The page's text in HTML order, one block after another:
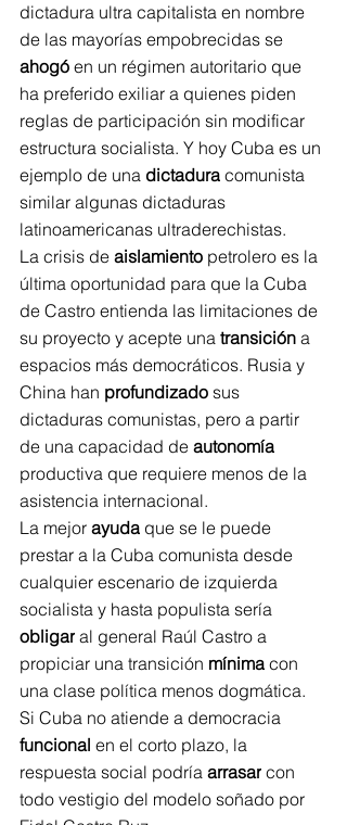
dictadura ultra capitalista en nombre
de las mayorías empobrecidas se
ahogó en un régimen autoritario que
ha preferido exiliar a quienes piden
reglas de participación sin modificar
estructura socialista. Y hoy Cuba es un
ejemplo de una dictadura comunista
similar algunas dictaduras
latinoamericanas ultraderechistas.
La crisis de aislamiento petrolero es la
última oportunidad para que la Cuba
de Castro entienda las limitaciones de
su proyecto y acepte una transición a
espacios más democráticos. Rusia y
China han profundizado sus
dictaduras comunistas, pero a partir
de una capacidad de autonomía
productiva que requiere menos de la
asistencia internacional.
La mejor ayuda que se le puede
prestar a la Cuba comunista desde
cualquier escenario de izquierda
socialista y hasta populista sería
obligar al general Raúl Castro a
propiciar una transición mínima con
una clase política menos dogmática.
Si Cuba no atiende a democracia
funcional en el corto plazo, la
respuesta social podría arrasar con
todo vestigio del modelo soñado por